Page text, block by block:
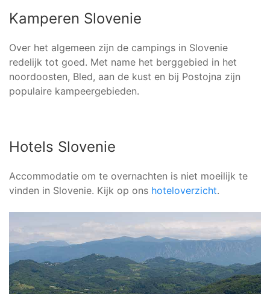
Kamperen Slovenie
Over het algemeen zijn de campings in Slovenie
redelijk tot goed. Met name het berggebied in het
noordoosten, Bled, aan de kust en bij Postojna zijn
populaire kampeergebieden.
Hotels Slovenie
Accommodatie om te overnachten is niet moeilijk te
vinden in Slovenie. Kijk op ons hoteloverzicht.